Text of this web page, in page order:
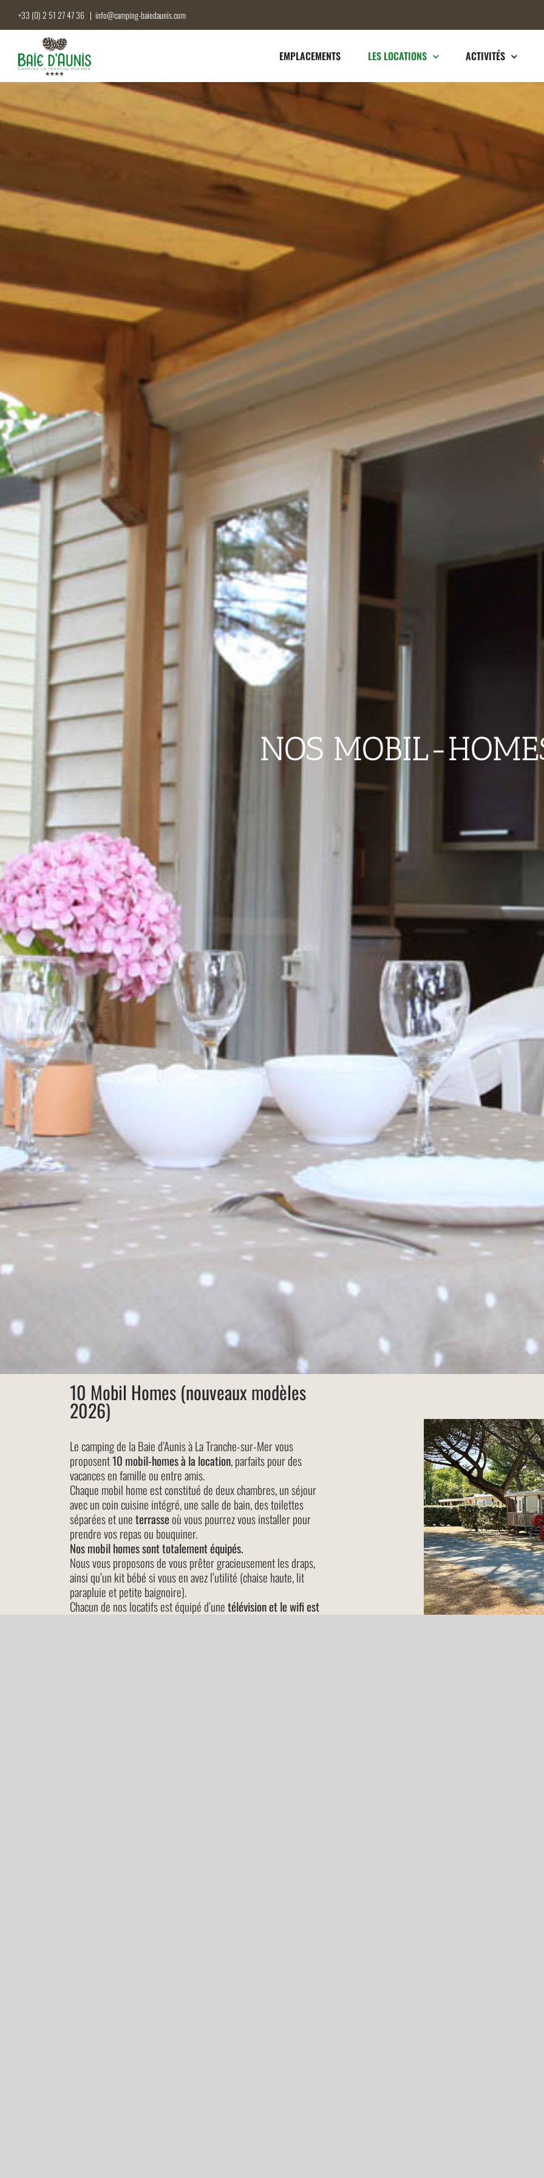
contenu
+33 (0) 2 51 27 47 36 | info@camping-baiedaunis.com
EMPLACEMENTS LES LOCATIONS ACTIVITÉS
NOS MOBIL-
10 Mobil Homes (nouveaux modèles
2026)
Le camping de la Baie d’Aunis à La Tranche-sur-Mer vous
proposent10 mobil-homes à la location, parfaits pour des
vacances en famille ou entre amis.
Chaque mobil home est constitué de deux chambres, un séjour
avec un coin cuisine intégré, une salle de bain, des toilettes
séparées et uneterrasseoù vous pourrez vous installer pour
prendre vos repas ou bouquiner.
Nos mobil homes sont totalement équipés.
Nous vous proposons de vous prêter gracieusement les draps,
ainsi qu’un kit bébé si vous en avez l’utilité (chaise haute, lit
parapluie et petite baignoire).
Chacun de nos locatifs est équipé d’unetélévision et le wifi est